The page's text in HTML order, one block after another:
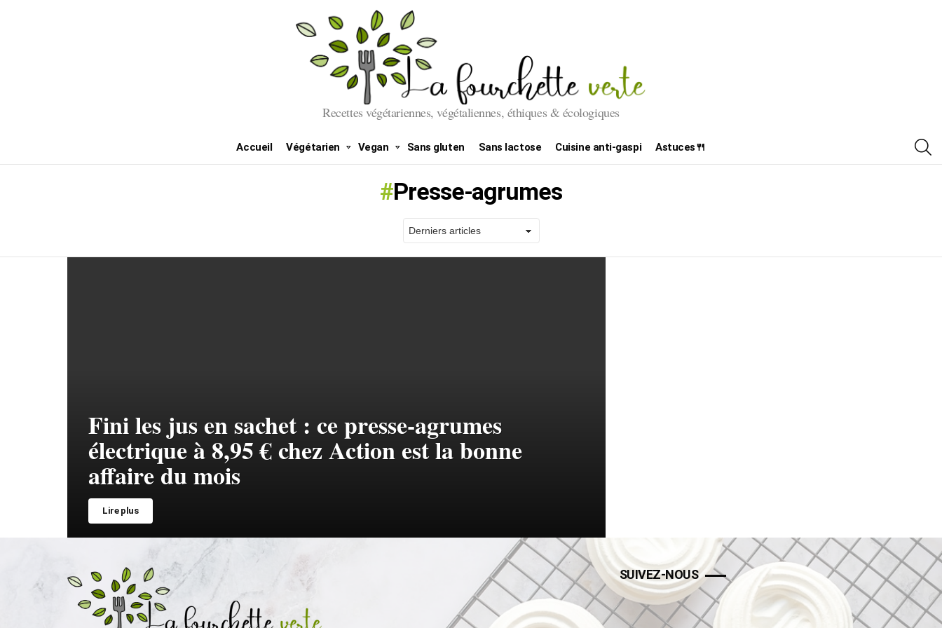
Recettes végétariennes, végétaliennes, éthiques & écologiques
Accueil Végétarien Vegan Sans gluten Sans lactose Cuisine anti-gaspi Astuces🍴
Presse-agrumes
Fini les jus en sachet : ce presse-agrumes
électrique à 8,95 € chez Action est la bonne
affaire du mois
Lire plus
SUIVEZ-NOUS